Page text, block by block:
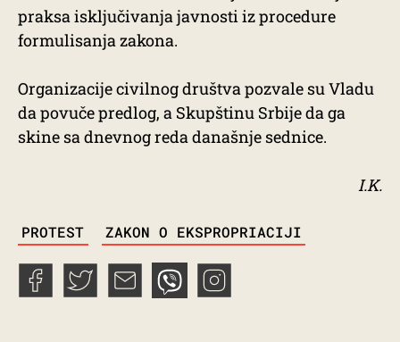
praksa isključivanja javnosti iz procedure
formulisanja zakona.
Organizacije civilnog društva pozvale su Vladu
da povuče predlog, a Skupštinu Srbije da ga
skine sa dnevnog reda današnje sednice.
I.K.
PROTEST ZAKON O EKSPROPRIACIJI